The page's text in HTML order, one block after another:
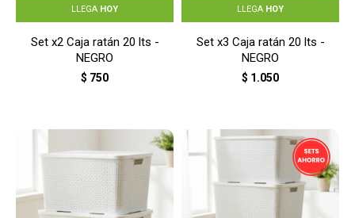
LLEGA HOY
Set x2 Caja ratán 20 lts -
NEGRO
$ 750
LLEGA HOY
Set x3 Caja ratán 20 lts -
NEGRO
$ 1.050